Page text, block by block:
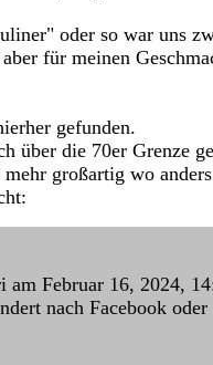
oder so war uns
für meinen
gefunden.
über die 70er Grenze
großartig wo
Februar 16, 2024,
nach Facebook oder